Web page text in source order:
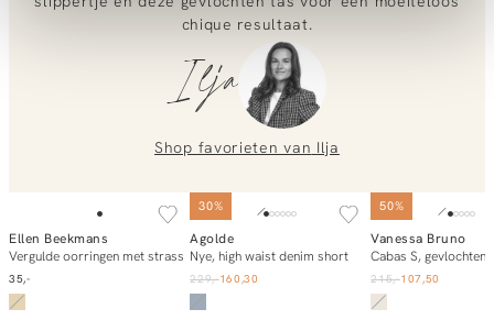
(ma-vr: 09:00u-17:00u).
We helpen je graag verder!
chique resultaat.
Ilja
Shop favorieten van Ilja
E-mail mij
Ellen Beekmans
Vergulde oorringen met strass
35,-
30%
SOLD OUT
E-mail mij
Agolde
Nye, high waist denim short
229,-160,30
50%
SOLD OUT
E-mail
Vanessa Bruno
215,-107,50